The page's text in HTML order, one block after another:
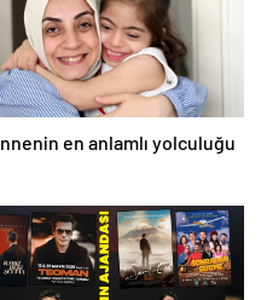
en anlamlı yolculuğu